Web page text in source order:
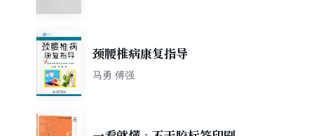
颈腰椎病康复指导
马勇 傅强